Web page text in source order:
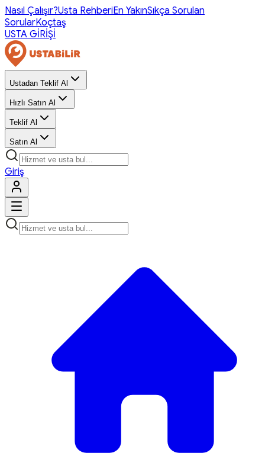
Nasıl Çalışır?Usta RehberiEn YakınSıkça Sorulan
SorularKoçtaş
USTA GİRİŞİ
Ustadan Teklif Al
Hızlı Satın Al
Teklif Al
Satın Al
Giriş